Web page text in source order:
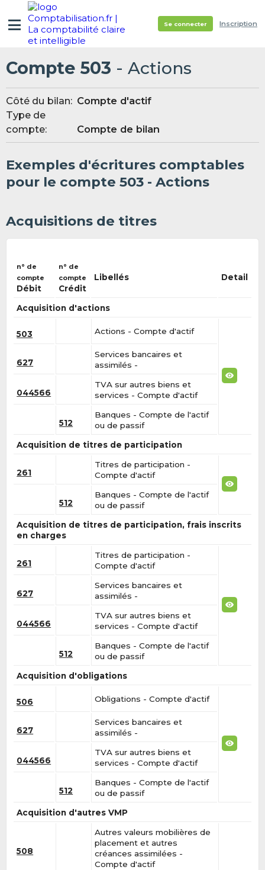
Se connecter Inscription
Compte 503 - Actions
Côté du bilan: Compte d'actif
Type de
compte:
Compte de bilan
Exemples d'écritures comptables
pour le compte 503 - Actions
Acquisitions de titres
n° de
compte
Débit
n° de
compte
Crédit
Libellés Detail
Acquisition d'actions
503 Actions - Compte d'actif
627
Services bancaires et
assimilés -
044566
TVA sur autres biens et
services - Compte d'actif
512
Banques - Compte de l'actif
ou de passif
Acquisition de titres de participation
261
Titres de participation -
Compte d'actif
512
Banques - Compte de l'actif
ou de passif
Acquisition de titres de participation, frais inscrits
en charges
261
Titres de participation -
Compte d'actif
627
Services bancaires et
assimilés -
044566
TVA sur autres biens et
services - Compte d'actif
512
Banques - Compte de l'actif
ou de passif
Acquisition d'obligations
506 Obligations - Compte d'actif
627
Services bancaires et
assimilés -
044566
TVA sur autres biens et
services - Compte d'actif
512
Banques - Compte de l'actif
ou de passif
Acquisition d'autres VMP
508
Autres valeurs mobilières de
placement et autres
créances assimilées -
Compte d'actif